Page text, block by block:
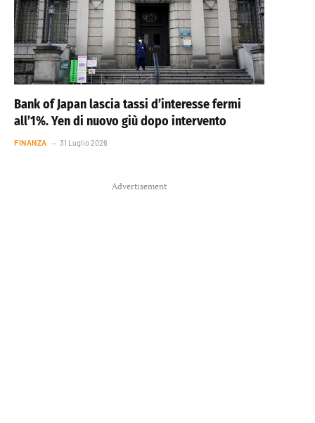
Bank of Japan lascia tassi d’interesse fermi
all’1%. Yen di nuovo giù dopo intervento
FINANZA 31 Luglio 2026
Advertisement